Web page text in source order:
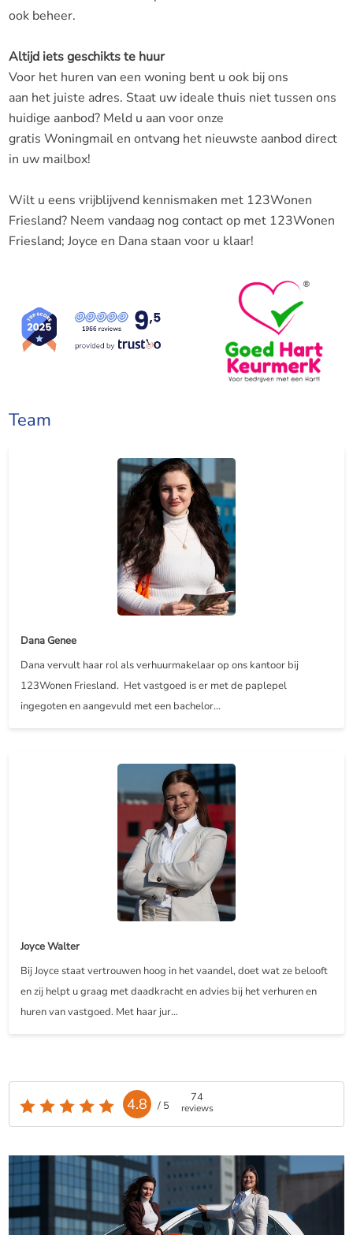
ook beheer.
Altijd iets geschikts te huur
Voor het huren van een woning bent u ook bij ons
aan het juiste adres. Staat uw ideale thuis niet tussen ons
huidige aanbod? Meld u aan voor onze
gratis Woningmail en ontvang het nieuwste aanbod direct
in uw mailbox!
Wilt u eens vrijblijvend kennismaken met 123Wonen
Friesland? Neem vandaag nog contact op met 123Wonen
Friesland; Joyce en Dana staan voor u klaar!
Team
Dana Genee
Dana vervult haar rol als verhuurmakelaar op ons kantoor bij
123Wonen Friesland. Het vastgoed is er met de paplepel
ingegoten en aangevuld met een bachelor...
Joyce Walter
Bij Joyce staat vertrouwen hoog in het vaandel, doet wat ze belooft
en zij helpt u graag met daadkracht en advies bij het verhuren en
huren van vastgoed. Met haar jur...
4.8 / 5
74
reviews